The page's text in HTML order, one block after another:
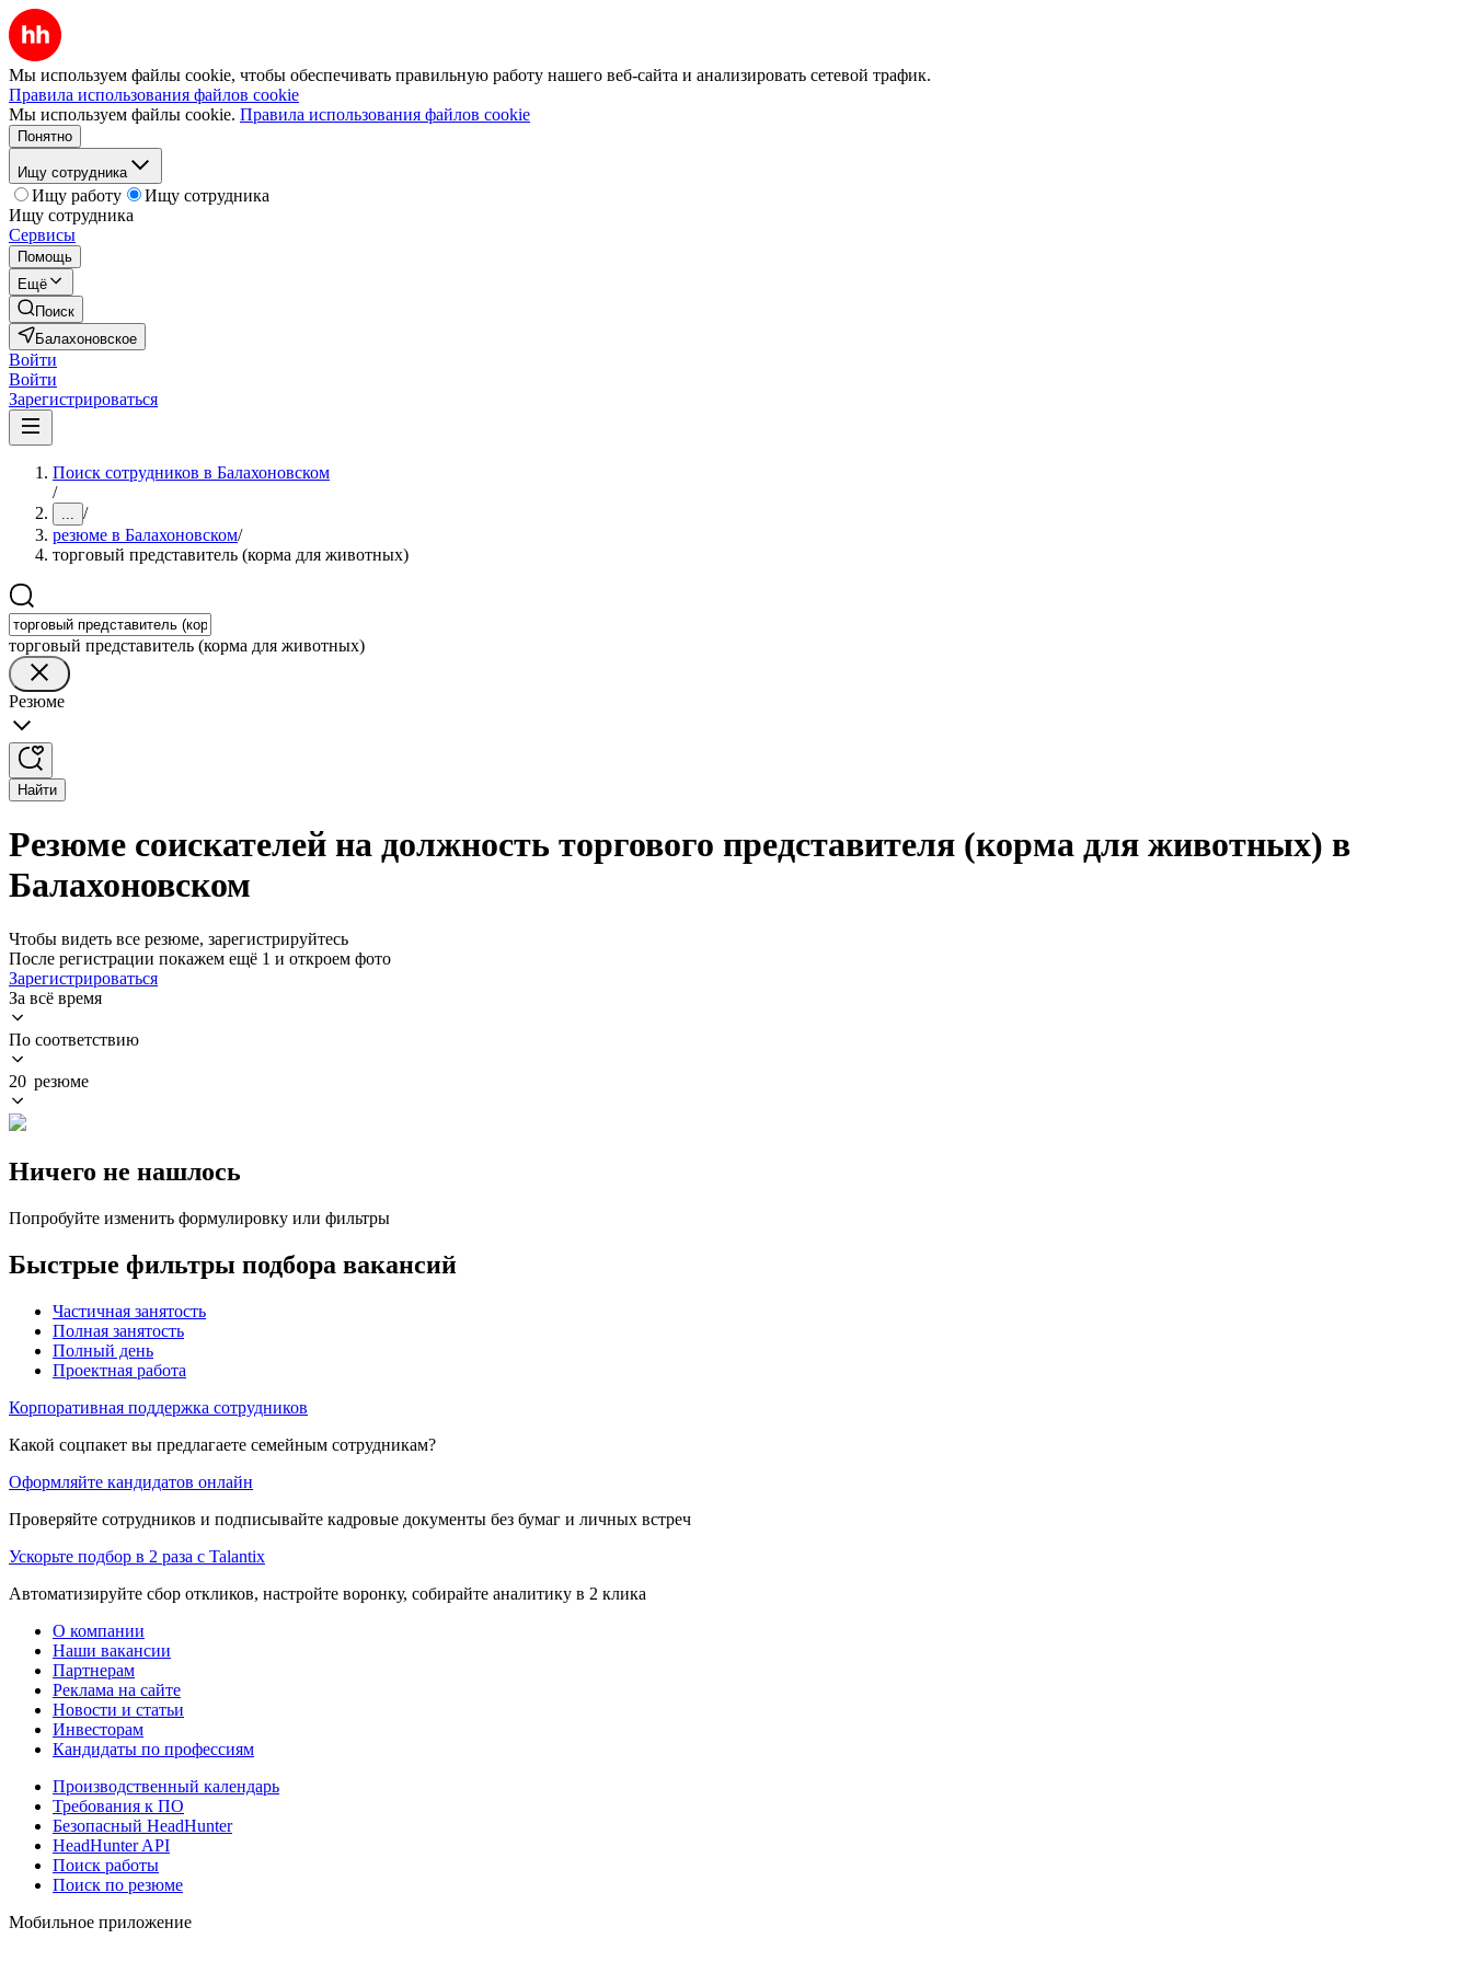
Мы используем файлы cookie, чтобы обеспечивать правильную работу нашего веб-сайта и анализировать сетевой трафик.
Правила использования файлов cookie
Мы используем файлы cookie. Правила использования файлов cookie
Понятно
Ищу сотрудника
Ищу работу
Ищу сотрудника
Ищу сотрудника
Сервисы
Помощь
Ещё
Поиск
Балахоновское
Войти
Войти
Зарегистрироваться
Поиск сотрудников в Балахоновском
/
... /
резюме в Балахоновском/
торговый представитель (корма для животных)
торговый представитель (корма для животных)
Резюме
Найти
Резюме соискателей на должность торгового представителя (корма для животных) в
Балахоновском
Чтобы видеть все резюме, зарегистрируйтесь
После регистрации покажем ещё 1 и откроем фото
Зарегистрироваться
За всё время
По соответствию
20 резюме
Ничего не нашлось
Попробуйте изменить формулировку или фильтры
Быстрые фильтры подбора вакансий
Частичная занятость
Полная занятость
Полный день
Проектная работа
Корпоративная поддержка сотрудников
Какой соцпакет вы предлагаете семейным сотрудникам?
Оформляйте кандидатов онлайн
Проверяйте сотрудников и подписывайте кадровые документы без бумаг и личных встреч
Ускорьте подбор в 2 раза с Talantix
Автоматизируйте сбор откликов, настройте воронку, собирайте аналитику в 2 клика
О компании
Наши вакансии
Партнерам
Реклама на сайте
Новости и статьи
Инвесторам
Кандидаты по профессиям
Производственный календарь
Требования к ПО
Безопасный HeadHunter
HeadHunter API
Поиск работы
Поиск по резюме
Мобильное приложение